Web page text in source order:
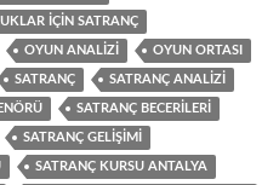
IÇIN SATRANÇ
OYUN ANALIZI OYUN ORTASI
SATRANÇ SATRANÇ ANALIZI
SATRANÇ BECERILERI
SATRANÇ GELIŞIMI
SATRANÇ KURSU ANTALYA